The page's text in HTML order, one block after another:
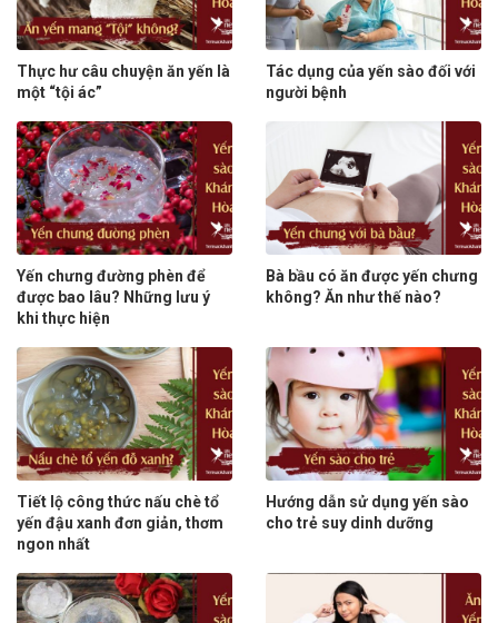
Thực hư câu chuyện ăn yến là
một “tội ác”
Tác dụng của yến sào đối với
người bệnh
Yến chưng đường phèn để
được bao lâu? Những lưu ý
khi thực hiện
Bà bầu có ăn được yến chưng
không? Ăn như thế nào?
Tiết lộ công thức nấu chè tổ
yến đậu xanh đơn giản, thơm
ngon nhất
Hướng dẫn sử dụng yến sào
cho trẻ suy dinh dưỡng